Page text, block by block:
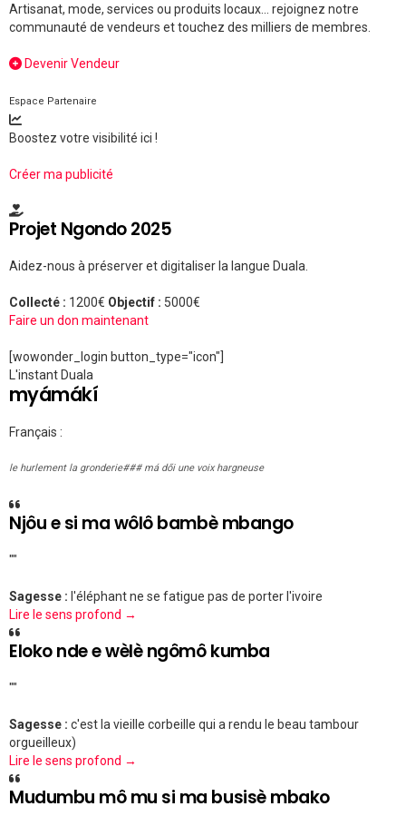
Artisanat, mode, services ou produits locaux... rejoignez notre
communauté de vendeurs et touchez des milliers de membres.
Devenir Vendeur
Espace Partenaire
Boostez votre visibilité ici !
Créer ma publicité
Projet Ngondo 2025
Aidez-nous à préserver et digitaliser la langue Duala.
Collecté : 1200€ Objectif : 5000€
Faire un don maintenant
[wowonder_login button_type="icon"]
L'instant Duala
myámákí
Français :
le hurlement la gronderie### má dői une voix hargneuse
Njôu e si ma wôlô bambè mbango
""
Sagesse : l'éléphant ne se fatigue pas de porter l'ivoire
Lire le sens profond →
Eloko nde e wèlè ngômô kumba
""
Sagesse : c'est la vieille corbeille qui a rendu le beau tambour
orgueilleux)
Lire le sens profond →
Mudumbu mô mu si ma busisè mbako